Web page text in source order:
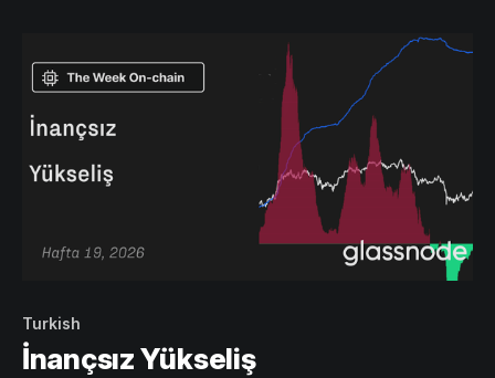
Turkish
İnançsız Yükseliş